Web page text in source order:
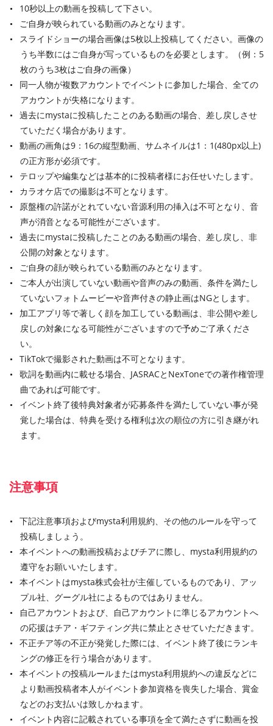
10秒以上の動画を投稿して下さい。
ご自身が映られている動画のみとなります。
スライドショーの場合画像は5枚以上投稿してください。画像の
うち半数にはご自身が写っているものを必要とします。（例：5
枚のうち3枚はご自身の画像）
同一人物が複数アカウントでイベントに参加した場合、全ての
アカウントが失格になります。
過去にmystaに投稿したことのある動画の場合、差し戻しさせ
ていただく場合があります。
動画の画角は9：16の縦型動画、サムネイルは1：1(480px以上)
の正方形が必須です。
テロップや編集などは基本的に投稿者様にお任せいたします。
カラオケ店での撮影は不可となります。
原盤権の許諾がとれていない音源利用の挿入は不可となり、音
声が消音となる可能性がございます。
過去にmystaに投稿したことのある動画の場合、差し戻し、非
公開の対象となります。
ご自身の顔が映られている動画のみとなります。
ご本人が出演していない動画や音声のみの動画、条件を満たし
ていないフォトムービーや音声付きの静止画はNGとします。
加工アプリ等で著しく顔を加工している動画は、非公開や差し
戻しの対象になる可能性がございますので予めご了承くださ
い。
TikTokで撮影された動画は不可となります。
歌詞を動画内に載せる場合、JASRACとNexToneでの著作権管理
曲であれば可能です。
イベント終了後特典対象者が応募条件を満たしていない事が発
覚した場合は、特典を受ける権利は次の順位の方に引き継がれ
ます。
注意事項
下記注意事項およびmysta利用規約、その他のルールを守って
投稿しましょう。
本イベントへの動画投稿およびチアに際し、mysta利用規約の
遵守をお願いいたします。
本イベントはmysta株式会社が主催しているものであり、アッ
プル社、グーグル社によるものではありません。
自己アカウントおよび、自己アカウントに準じるアカウントへ
の応援はチア・ギフティング共に禁止とさせていただきます。
不正チア等の不正が発覚した際には、イベント終了後にランキ
ングの修正を行う場合があります。
本イベントの投稿ルールまたはmysta利用規約への違反などに
より動画投稿者本人がイベント参加資格を喪失した場合、賞金
などのお支払いは致しかねます。
イベント内容に記載されている事項を全て満たさずに動画を投